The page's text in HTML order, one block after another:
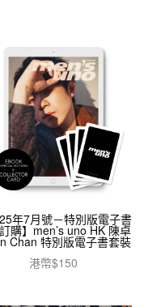
年7月號－特別版電子書
購】men’s uno HK 陳卓
Chan 特別版電子書套裝
港幣$150